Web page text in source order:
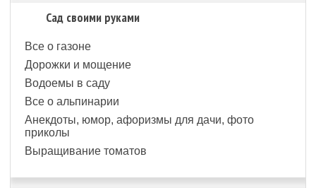
Сад своими руками
Все о газоне
Дорожки и мощение
Водоемы в саду
Все о альпинарии
Анекдоты, юмор, афоризмы для дачи, фото
приколы
Выращивание томатов